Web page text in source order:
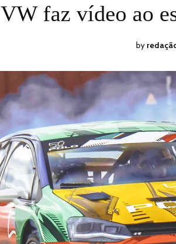
VW faz vídeo ao
by